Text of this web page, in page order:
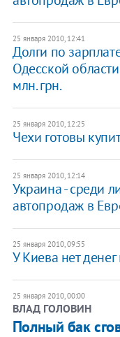
25 января 2010, 12:41
Долги по
Одесской
млн. грн.
25 января 2010, 12:25
Чехи готовы
25 января 2010, 12:14
Украина - среди
автопродаж в
25 января 2010, 09:55
У Киева нет
25 января 2010, 00:00
ВЛАД ГОЛОВИН
Полный бак